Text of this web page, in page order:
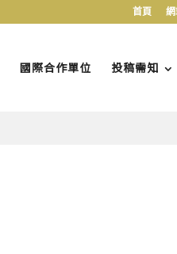
首頁
國際合作單位 投稿需知